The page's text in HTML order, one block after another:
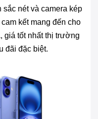
nét và camera kép
kết mang đến cho
giá tốt nhất thị trường
đãi đặc biệt.